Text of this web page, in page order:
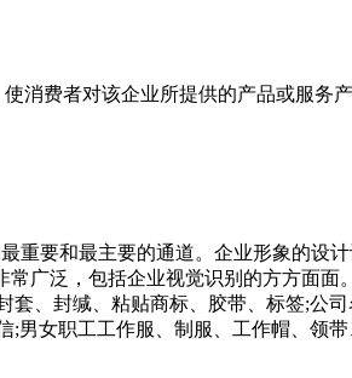
消费者对该企业所提供的产品或服务产
重要和最主要的通道。企业形象的设
广泛，包括企业视觉识别的方方面面
、封缄、粘贴商标、胶带、标签;公
男女职工工作服、制服、工作帽、领